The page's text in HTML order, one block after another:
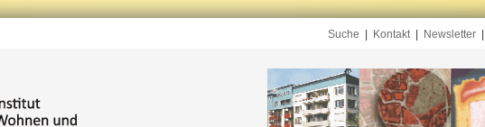
Suche Kontakt| Newsletter